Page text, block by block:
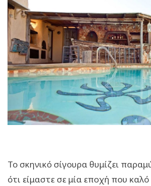
Το σκηνικό σίγουρα θυμίζει
ότι είμαστε σε μία εποχή που καλό